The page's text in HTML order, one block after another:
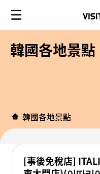
韓國各地景點
韓國各地景點
[事後免稅店]